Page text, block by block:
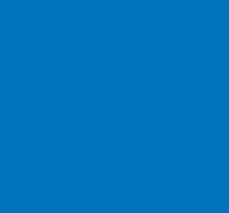
телевизионных проектов
«Голос страны» Алексей